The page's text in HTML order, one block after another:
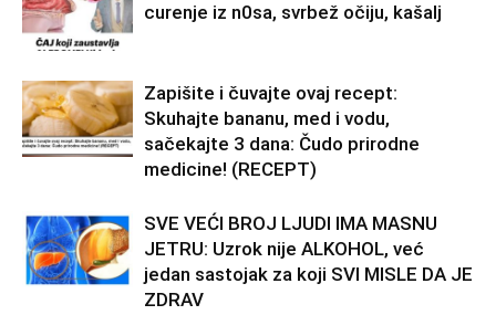
curenje iz n0sa, svrbež očiju, kašalj
Zapišite i čuvajte ovaj recept:
Skuhajte bananu, med i vodu,
sačekajte 3 dana: Čudo prirodne
medicine! (RECEPT)
SVE VEĆI BROJ LJUDI IMA MASNU
JETRU: Uzrok nije ALKOHOL, već
jedan sastojak za koji SVI MISLE DA JE
ZDRAV